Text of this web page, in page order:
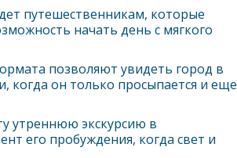
путешественникам, которые
начать день с мягкого
позволяют увидеть город в
когда он только просыпается и еще
утреннюю экскурсию в
его пробуждения, когда свет и